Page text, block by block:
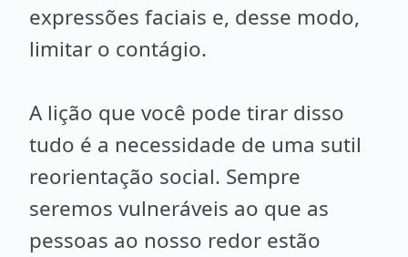
expressões faciais e, desse modo,
limitar o contágio.
A lição que você pode tirar disso
tudo é a necessidade de uma sutil
reorientação social. Sempre
seremos vulneráveis ao que as
pessoas ao nosso redor estão